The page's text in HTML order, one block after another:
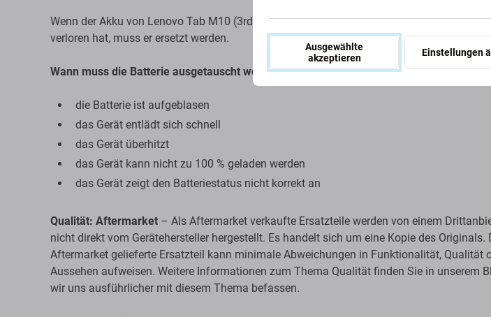
Wenn der Akku von Lenovo Tab M10 (3rd Gen) TB-328FU, TB-328XU aufgebläht ist oder
verloren hat, muss er ersetzt werden.
Wann muss die Batterie ausgetauscht werden?
die Batterie ist aufgeblasen
das Gerät entlädt sich schnell
das Gerät überhitzt
das Gerät kann nicht zu 100 % geladen werden
das Gerät zeigt den Batteriestatus nicht korrekt an
Qualität: Aftermarket – Als Aftermarket verkaufte Ersatzteile werden von einem
nicht direkt vom Gerätehersteller hergestellt. Es handelt sich um eine Kopie des Originals.
Aftermarket gelieferte Ersatzteil kann minimale Abweichungen in Funktionalität, Qualität
Aussehen aufweisen. Weitere Informationen zum Thema Qualität finden Sie in unserem
wir uns ausführlicher mit diesem Thema befassen.
Ausgewählte
akzeptieren
Einstellungen